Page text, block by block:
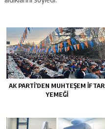
AK PARTİ’DEN MUHTEŞEM İFTAR
YEMEĞİ